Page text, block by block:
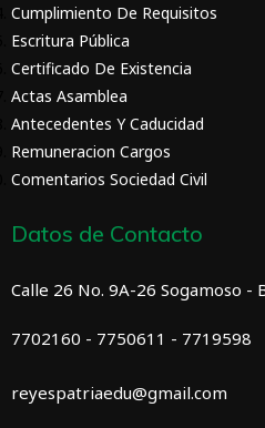
Cumplimiento De Requisitos
Escritura Pública
Certificado De Existencia
Actas Asamblea
Antecedentes Y Caducidad
Remuneracion Cargos
Comentarios Sociedad Civil
Datos de Contacto
Calle 26 No. 9A-26 Sogamoso -
7702160 - 7750611 - 7719598
reyespatriaedu@gmail.com